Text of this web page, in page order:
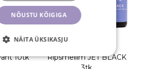
10tk
Ripsmeliim JET BLACK
NÕUSTU KÕIGIGA
NÄITA ÜKSIKASJU